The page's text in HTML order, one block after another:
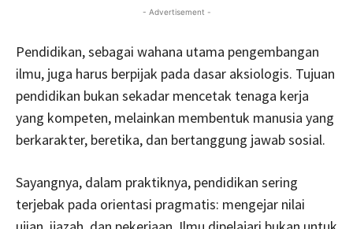
- Advertisement -
Pendidikan, sebagai wahana utama pengembangan
ilmu, juga harus berpijak pada dasar aksiologis. Tujuan
pendidikan bukan sekadar mencetak tenaga kerja
yang kompeten, melainkan membentuk manusia yang
berkarakter, beretika, dan bertanggung jawab sosial.
Sayangnya, dalam praktiknya, pendidikan sering
terjebak pada orientasi pragmatis: mengejar nilai